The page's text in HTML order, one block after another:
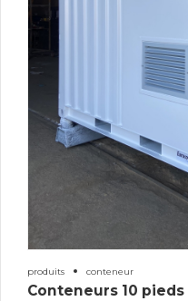
produits conteneur
Conteneurs 10 pieds